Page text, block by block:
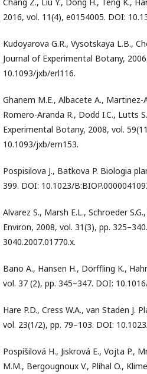
Chang Z., Liu Y., Dong H., Teng K.,
2016, vol. 11(4), e0154005. DOI:
Kudoyarova G.R., Vysotskaya L.B.,
Journal of Experimental Botany,
10.1093/jxb/erl116.
Ghanem M.E., Albacete A., Martinez-
Romero-Aranda R., Dodd I.C., Lutts
Experimental Botany, 2008, vol.
10.1093/jxb/ern153.
Pospisilova J., Batkova P. Biologia
399. DOI: 10.1023/
Alvarez S., Marsh E.L., Schroeder
Environ, 2008, vol. 31(3), pp.
3040.2007.01770.x.
Bano A., Hansen H., Dörffling K.,
vol. 37 (2), pp. 345–347. DOI:
Hare P.D., Cress W.A., van Staden J.
vol. 23(1/2), pp. 79–103. DOI:
Pospíšilová H., Jiskrová E., Vojta P.,
M.M., Bergougnoux V., Plíhal O.,